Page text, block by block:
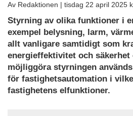
Av Redaktionen | tisdag 22 april 2025
Styrning av olika funktioner i
exempel belysning, larm,
allt vanligare samtidigt som
energieffektivitet och säkerhet
möjliggöra styrningen
för fastighetsautomation i
fastighetens elfunktioner.